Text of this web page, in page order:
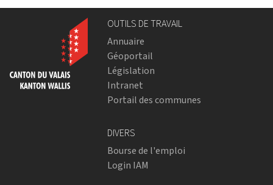
OUTILS DE TRAVAIL
Annuaire
Géoportail
Législation
Intranet
Portail des communes
DIVERS
Bourse de l'emploi
Login IAM